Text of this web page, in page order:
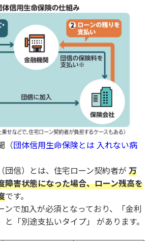
（団体信用生命保険とは 入れない病
団信）とは、住宅ローン契約者が 万
障害状態になった場合、ローン残高を
です。
ンで加入が必須となっており、「金利
「別途支払いタイプ」 があります。